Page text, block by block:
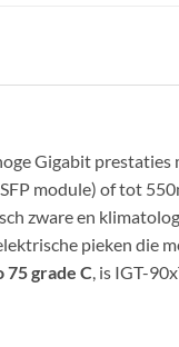
Gigabit prestaties
module) of tot
zware en
pieken die
75 grade C , is IGT-